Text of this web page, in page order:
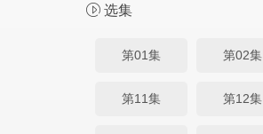
选集
第01集 第02集
第11集 第12集